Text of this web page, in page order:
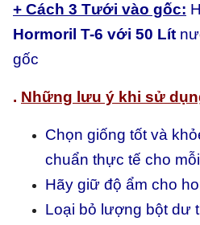
+ Cách 3 Tưới vào gốc:
Hormoril T-6 với 50 Lít
gốc
. Những lưu ý khi sử
Chọn giống tốt và
chuẩn thực tế cho
Hãy giữ độ ẩm cho
Loại bỏ lượng bột dư